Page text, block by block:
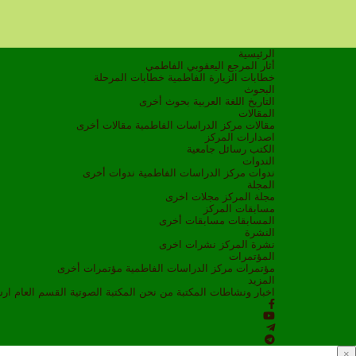
الرئيسية
أثار المرجع اليعقوبي الفاطمي
خطابات الزيارة الفاطمية خطابات المرحلة
البحوث
التاريخ
اللغة العربية بحوث أخرى
المقالات
مقالات مركز الدراسات الفاطمية مقالات أخرى
اصدارات المركز
الكتب رسائل جامعية
الندوات
ندوات مركز الدراسات الفاطمية ندوات أخرى
المجلة
مجلة المركز مجلات اخرى
مسابقات المركز
المسابقات مسابقات أخرى
النشرة
نشرة المركز نشرات اخرى
المؤتمرات
مؤتمرات مركز الدراسات الفاطمية مؤتمرات أخرى
المزيد
اخبار ونشاطات
المكتبة من نحن المكتبة الصوتية القسم العام